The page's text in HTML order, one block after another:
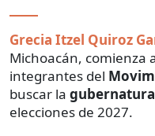
Grecia Itzel Quiroz
Michoacán, comienza
integrantes del
buscar la
elecciones de 2027.